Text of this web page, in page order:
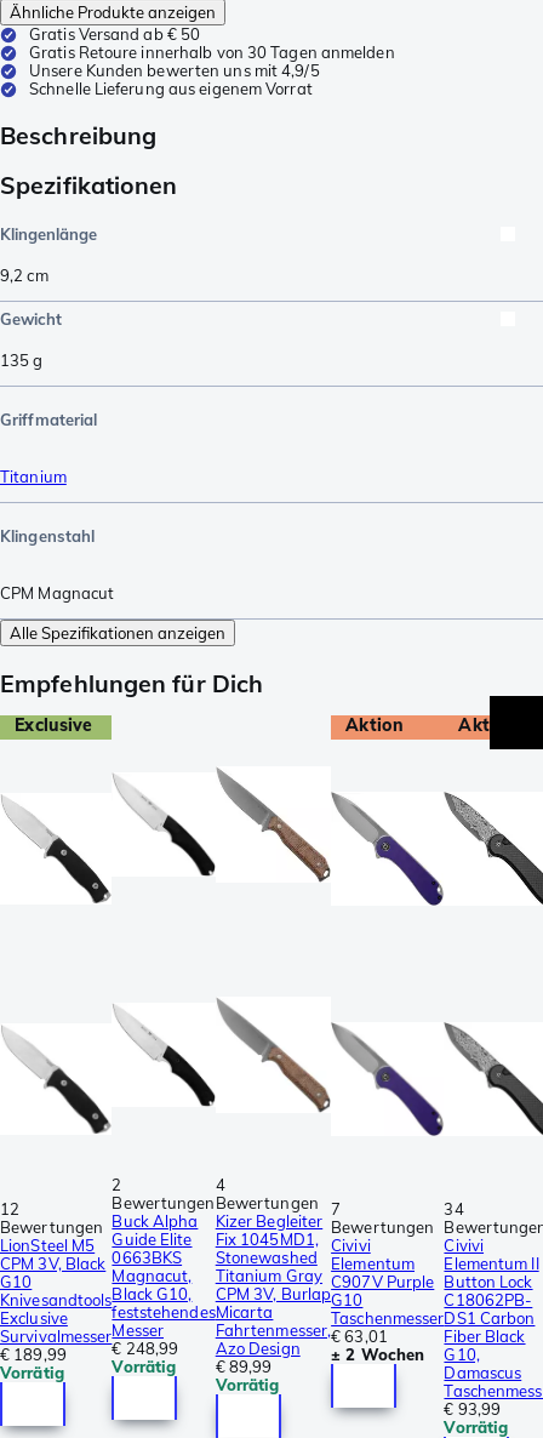
Ähnliche Produkte anzeigen
Gratis Versand ab € 50
Gratis Retoure innerhalb von 30 Tagen anmelden
Unsere Kunden bewerten uns mit 4,9/5
Schnelle Lieferung aus eigenem Vorrat
Beschreibung
Spezifikationen
Klingenlänge
9,2 cm
Gewicht
135g
Griffmaterial
Titanium
Klingenstahl
CPM Magnacut
Alle Spezifikationen anzeigen
Empfehlungen für Dich
Exclusive
12
Bewertungen
LionSteel M5
CPM 3V, Black
G10
Knivesandtools
Exclusive
Survivalmesser
€ 189,99
Vorrätig
2
Bewertungen
Buck Alpha
Guide Elite
0663BKS
Magnacut,
Black G10,
feststehendes
Messer
€ 248,99
Vorrätig
4
Bewertungen
Kizer Begleiter
Fix 1045MD1,
Stonewashed
Titanium Gray
CPM 3V, Burlap
Micarta
Fahrtenmesser,
Azo Design
€ 89,99
Vorrätig
Aktion
7
Bewertungen
Civivi
Elementum
C907V Purple
G10
Taschenmesser
€ 63,01
± 2 Wochen
Aktion
34
Civivi
Elementum II
Button Lock
C18062PB-
DS1 Carbon
Fiber Black
G10,
Damascus
€ 93,99
Vorrätig